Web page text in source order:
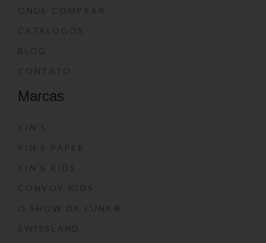
ONDE COMPRAR
CATÁLOGOS
BLOG
CONTATO
Marcas
YIN’S
YIN’S PAPER
YIN’S KIDS
CONVOY KIDS
O SHOW DA LUNA®
SWISSLAND